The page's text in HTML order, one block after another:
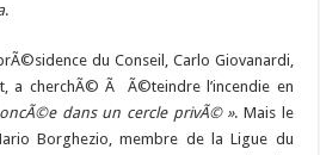
.
du Conseil, Carlo Giovanardi,
a cherchÃ© Ã Ã©teindre l’incendie en
dans un cercle privÃ© ». Mais le
Borghezio, membre de la Ligue du